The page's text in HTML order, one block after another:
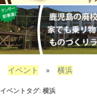
イベント » 横浜
イベントタグ: 横浜